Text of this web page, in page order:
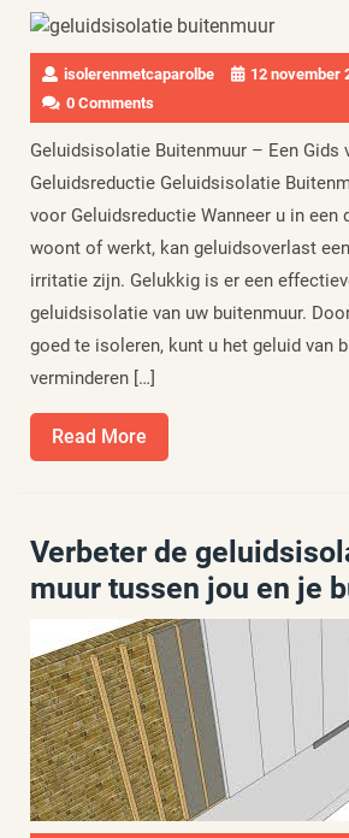
isolerenmetcaparolbe
12 november
0 Comments
Geluidsisolatie Buitenmuur – Een Gids
Geluidsreductie Geluidsisolatie
voor Geluidsreductie Wanneer u in een
woont of werkt, kan geluidsoverlast
irritatie zijn. Gelukkig is er een
geluidsisolatie van uw buitenmuur.
goed te isoleren, kunt u het geluid van
verminderen […]
Read More
More
Verbeter de
muur tussen jou en je